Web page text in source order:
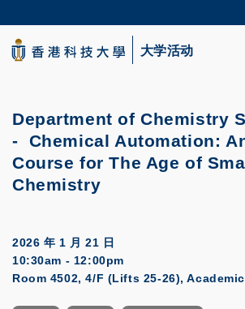
to
main
content
生活@科大
大学活动
Department of Chemistry
- Chemical Automation:
Course for The Age of
Chemistry
2026 年 1 月 21 日
10:30am - 12:00pm
Room 4502, 4/F (Lifts 25-26),